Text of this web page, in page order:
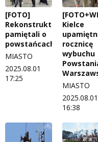
[FOTO]
Rekonstruktorzy
pamiętali o
powstańcach
MIASTO
2025.08.01
17:25
Kielce
rocznicę
wybuchu
MIASTO
2025.08.01
16:38